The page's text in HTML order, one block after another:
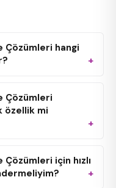
Çözümleri hangi
Çözümleri
özellik mi
için hızlı